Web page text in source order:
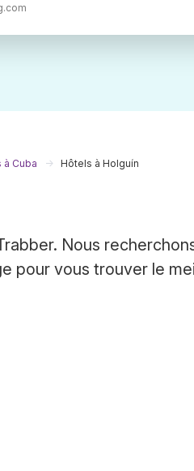
à Cuba Hôtels à Holguín
Nous
pour vous trouver le